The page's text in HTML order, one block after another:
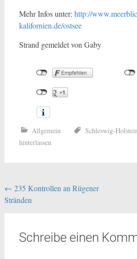
Mehr Infos unter: http://
kalifornien.de/ostsee
Strand gemeldet von Gaby
Allgemein Schleswig-
hinterlassen
Beitragsnavigation
← 235 Kontrollen an Rügener
Stränden
Schreibe einen